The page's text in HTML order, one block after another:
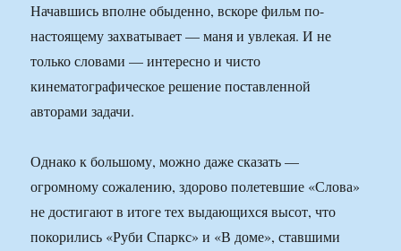
Начавшись вполне обыденно, вскоре фильм по-
настоящему захватывает — маня и увлекая. И не
только словами — интересно и чисто
кинематографическое решение поставленной
авторами задачи.
Однако к большому, можно даже сказать —
огромному сожалению, здорово полетевшие «Слова»
не достигают в итоге тех выдающихся высот, что
покорились «Руби Спаркс» и «В доме», ставшими